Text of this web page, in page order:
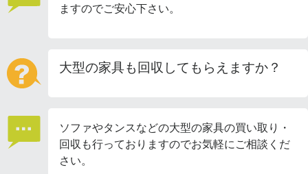
ますのでご安心下さい。
大型の家具も回収してもらえますか？
ソファやタンスなどの大型の家具の買い取り・
回収も行っておりますのでお気軽にご相談くだ
さい。